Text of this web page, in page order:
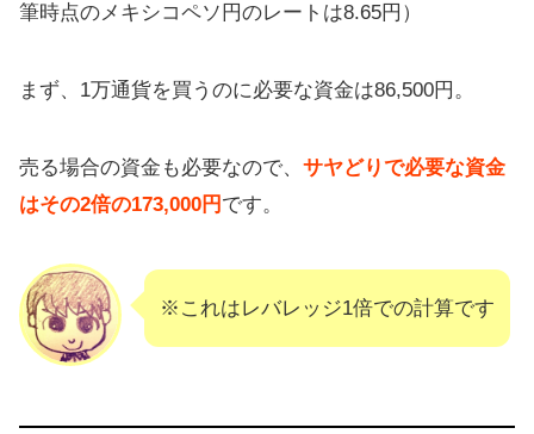
筆時点のメキシコペソ円のレートは8.65円）
まず、1万通貨を買うのに必要な資金は86,500円。
売る場合の資金も必要なので、 サヤどりで必要な資金
はその2倍の173,000円 です。
※これはレバレッジ1倍での計算です